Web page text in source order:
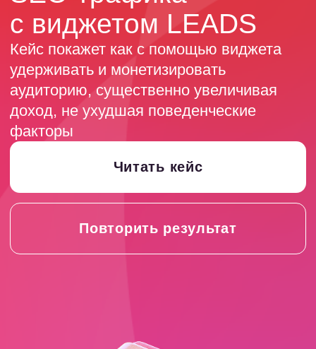
доход, не ухудшая поведенческие
факторы
Читать кейс
Повторить результат